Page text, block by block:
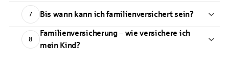
7 Bis wann kann ich familienversichert sein?
8
Familienversicherung – wie versichere ich
mein Kind?